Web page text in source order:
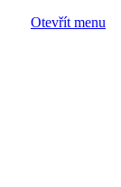
Otevřít menu